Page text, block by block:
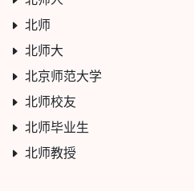
北师
北师大
北京师范大学
北师校友
北师毕业生
北师教授